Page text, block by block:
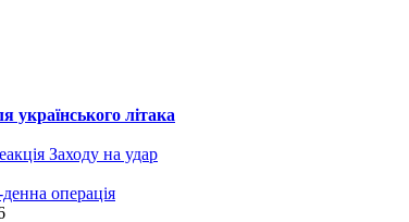
українського літака
Заходу на удар
операція